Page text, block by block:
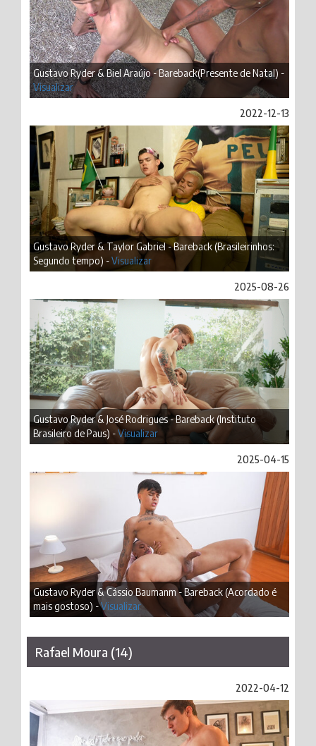
Gustavo Ryder & Biel Araújo - Bareback(Presente de Natal) -
Visualizar
2022-12-13
Gustavo Ryder & Taylor Gabriel - Bareback (Brasileirinhos:
Segundo tempo) -Visualizar
2025-08-26
Gustavo Ryder & José Rodrigues - Bareback (Instituto
Brasileiro de Paus) -Visualizar
2025-04-15
Gustavo Ryder & Cássio Baumanm - Bareback (Acordado é
mais gostoso) -Visualizar
Rafael Moura (14)
2022-04-12